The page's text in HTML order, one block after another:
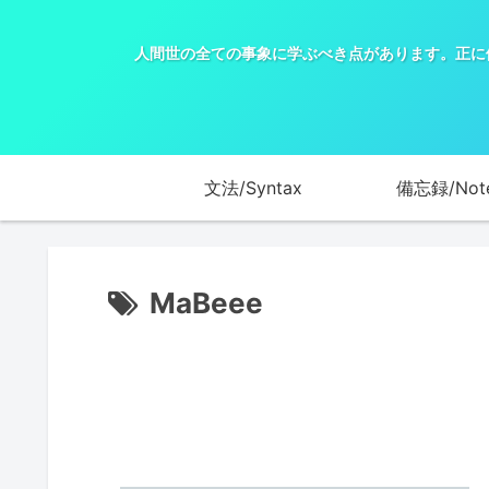
人間世の全ての事象に学ぶべき点があります。正
文法/Syntax 備忘録/
MaBeee